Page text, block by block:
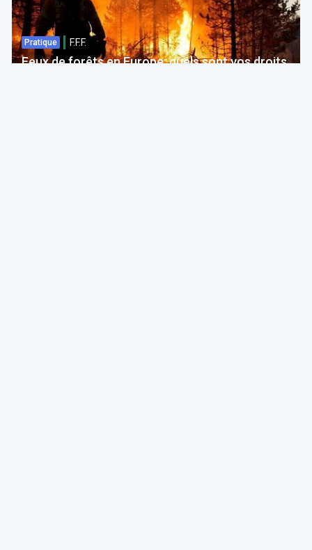
Pratique F.F.F.
Feux de forêts en Europe: quels sont vos droits